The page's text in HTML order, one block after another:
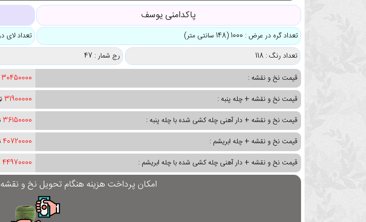
پاکدامنی یوسف
تعداد گره در عرض : 1000 (148 سانتی متر)
تعداد لای در طول : 1184
تعداد رنگ : 118
رج شمار : 47
قیمت نخ و نقشه :
30450000
قیمت نخ و نقشه + چله پنبه :
31900000
قیمت نخ و نقشه + دار آهنی چله کشی شده با چله پنبه :
36150000
قیمت نخ و نقشه + چله ابریشم :
40720000
قیمت نخ و نقشه + دار آهنی چله کشی شده با چله ابریشم :
44970000
امکان پرداخت هزینه هنگام تحویل نخ و